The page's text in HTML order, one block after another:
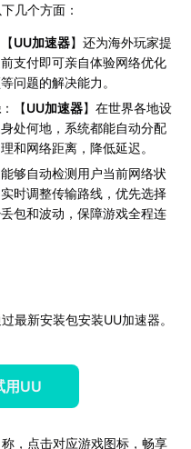
几个方面：
【UU加速器】还为海外玩家提
支付即可亲自体验网络优化
问题的解决能力。
：【UU加速器】在世界各地设
处何地，系统都能自动分配
和网络距离，降低延迟。
能够自动检测用户当前网络状
时调整传输路线，优先选择
包和波动，保障游戏全程连
最新安装包安装UU加速器。
用UU
，点击对应游戏图标，畅享